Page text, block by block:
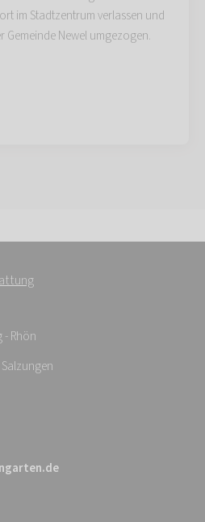
im Stadtzentrum verlassen und
Gemeinde Newel umgezogen.
- Rhön
Salzungen